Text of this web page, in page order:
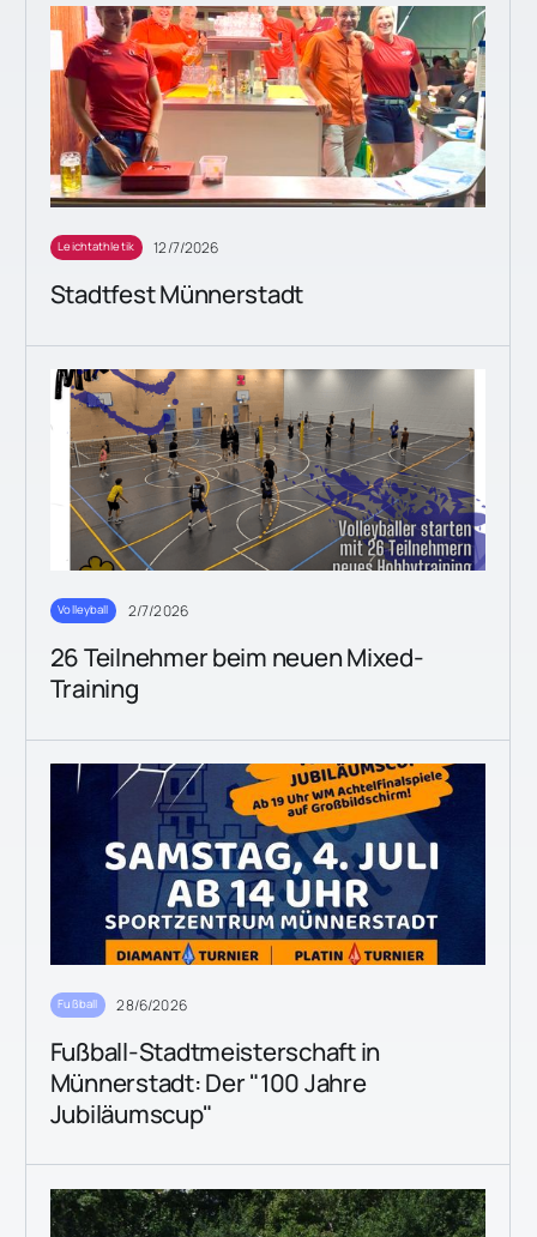
Leichtathletik 12/7/2026
Stadtfest Münnerstadt
Volleyball 2/7/2026
26 Teilnehmer beim neuen Mixed-
Training
Fußball 28/6/2026
Fußball-Stadtmeisterschaft in
Münnerstadt: Der "100 Jahre
Jubiläumscup"